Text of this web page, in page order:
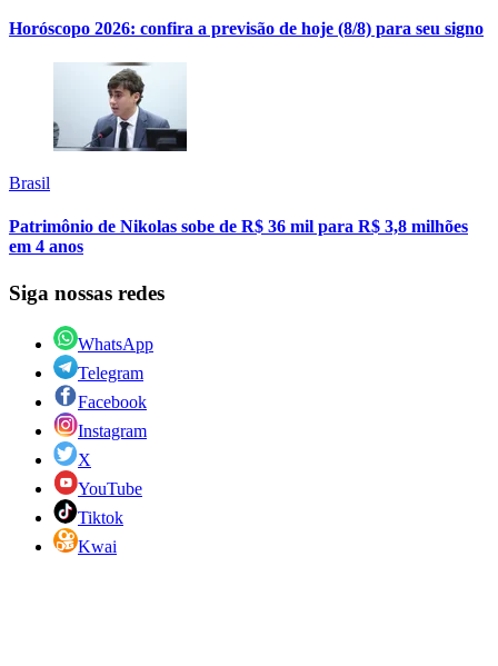
Horóscopo 2026: confira a previsão de hoje (8/8) para seu signo
Brasil
Patrimônio de Nikolas sobe de R$ 36 mil para R$ 3,8 milhões
em 4 anos
Siga nossas redes
WhatsApp
Telegram
Facebook
Instagram
X
YouTube
Tiktok
Kwai